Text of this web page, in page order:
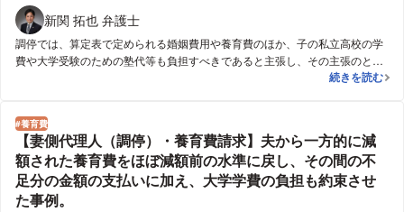
新関 拓也 弁護士
調停では、算定表で定められる婚姻費用や養育費のほか、子の私立高校の学
費や大学受験のための塾代等も負担すべきであると主張し、その主張のとお
り、夫が相談者に算定表より高額な婚姻費用・養育費を支払う内容で合意し
算定表より高
続きを読む
養育費
【妻側代理人（調停）・養育費請求】夫から一方的に減
額された養育費をほぼ減額前の水準に戻し、その間の不
足分の金額の支払いに加え、大学学費の負担も約束させ
た事例。